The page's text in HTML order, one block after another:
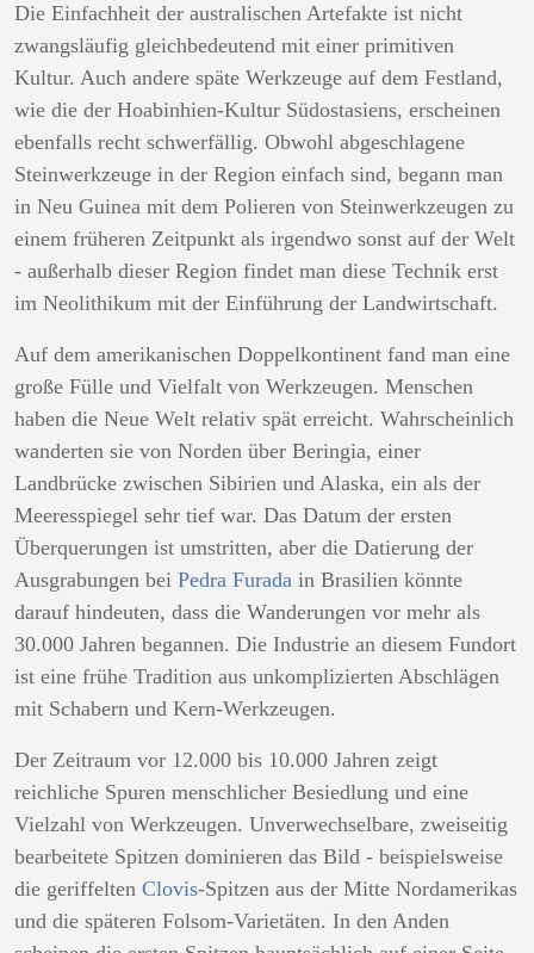
Die Einfachheit der australischen Artefakte ist nicht
zwangsläufig gleichbedeutend mit einer primitiven
Kultur. Auch andere späte Werkzeuge auf dem Festland,
wie die der Hoabinhien-Kultur Südostasiens, erscheinen
ebenfalls recht schwerfällig. Obwohl abgeschlagene
Steinwerkzeuge in der Region einfach sind, begann man
in Neu Guinea mit dem Polieren von Steinwerkzeugen zu
einem früheren Zeitpunkt als irgendwo sonst auf der Welt
- außerhalb dieser Region findet man diese Technik erst
im Neolithikum mit der Einführung der Landwirtschaft.
Auf dem amerikanischen Doppelkontinent fand man eine
große Fülle und Vielfalt von Werkzeugen. Menschen
haben die Neue Welt relativ spät erreicht. Wahrscheinlich
wanderten sie von Norden über Beringia, einer
Landbrücke zwischen Sibirien und Alaska, ein als der
Meeresspiegel sehr tief war. Das Datum der ersten
Überquerungen ist umstritten, aber die Datierung der
Ausgrabungen bei Pedra Furada in Brasilien könnte
darauf hindeuten, dass die Wanderungen vor mehr als
30.000 Jahren begannen. Die Industrie an diesem Fundort
ist eine frühe Tradition aus unkomplizierten Abschlägen
mit Schabern und Kern-Werkzeugen.
Der Zeitraum vor 12.000 bis 10.000 Jahren zeigt
reichliche Spuren menschlicher Besiedlung und eine
Vielzahl von Werkzeugen. Unverwechselbare, zweiseitig
bearbeitete Spitzen dominieren das Bild - beispielsweise
die geriffelten Clovis-Spitzen aus der Mitte Nordamerikas
und die späteren Folsom-Varietäten. In den Anden